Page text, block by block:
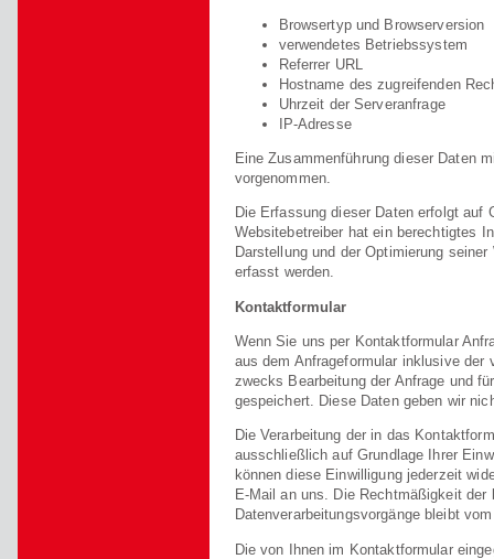
Browsertyp und Browserversion
verwendetes Betriebssystem
Referrer URL
Hostname des zugreifenden
Uhrzeit der Serveranfrage
IP-Adresse
Eine Zusammenführung dieser Daten
vorgenommen.
Die Erfassung dieser Daten erfolgt
Websitebetreiber hat ein berechtigtes
Darstellung und der Optimierung
erfasst werden.
Kontaktformular
Wenn Sie uns per Kontaktformular
aus dem Anfrageformular inklusive der
zwecks Bearbeitung der Anfrage und
gespeichert. Diese Daten geben wir
Die Verarbeitung der in das
ausschließlich auf Grundlage Ihrer
können diese Einwilligung jederzeit
E-Mail an uns. Die Rechtmäßigkeit
Datenverarbeitungsvorgänge bleibt
Die von Ihnen im Kontaktformular